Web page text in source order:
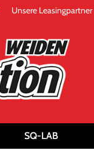
Unsere Leasingpartner
SQ-LAB